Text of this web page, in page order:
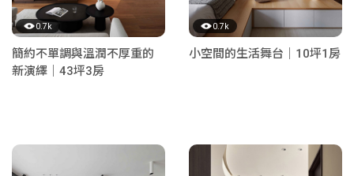
0.7k
簡約不單調與溫潤不厚重的
新演繹｜43坪3房
0.7k
小空間的生活舞台｜10坪1房